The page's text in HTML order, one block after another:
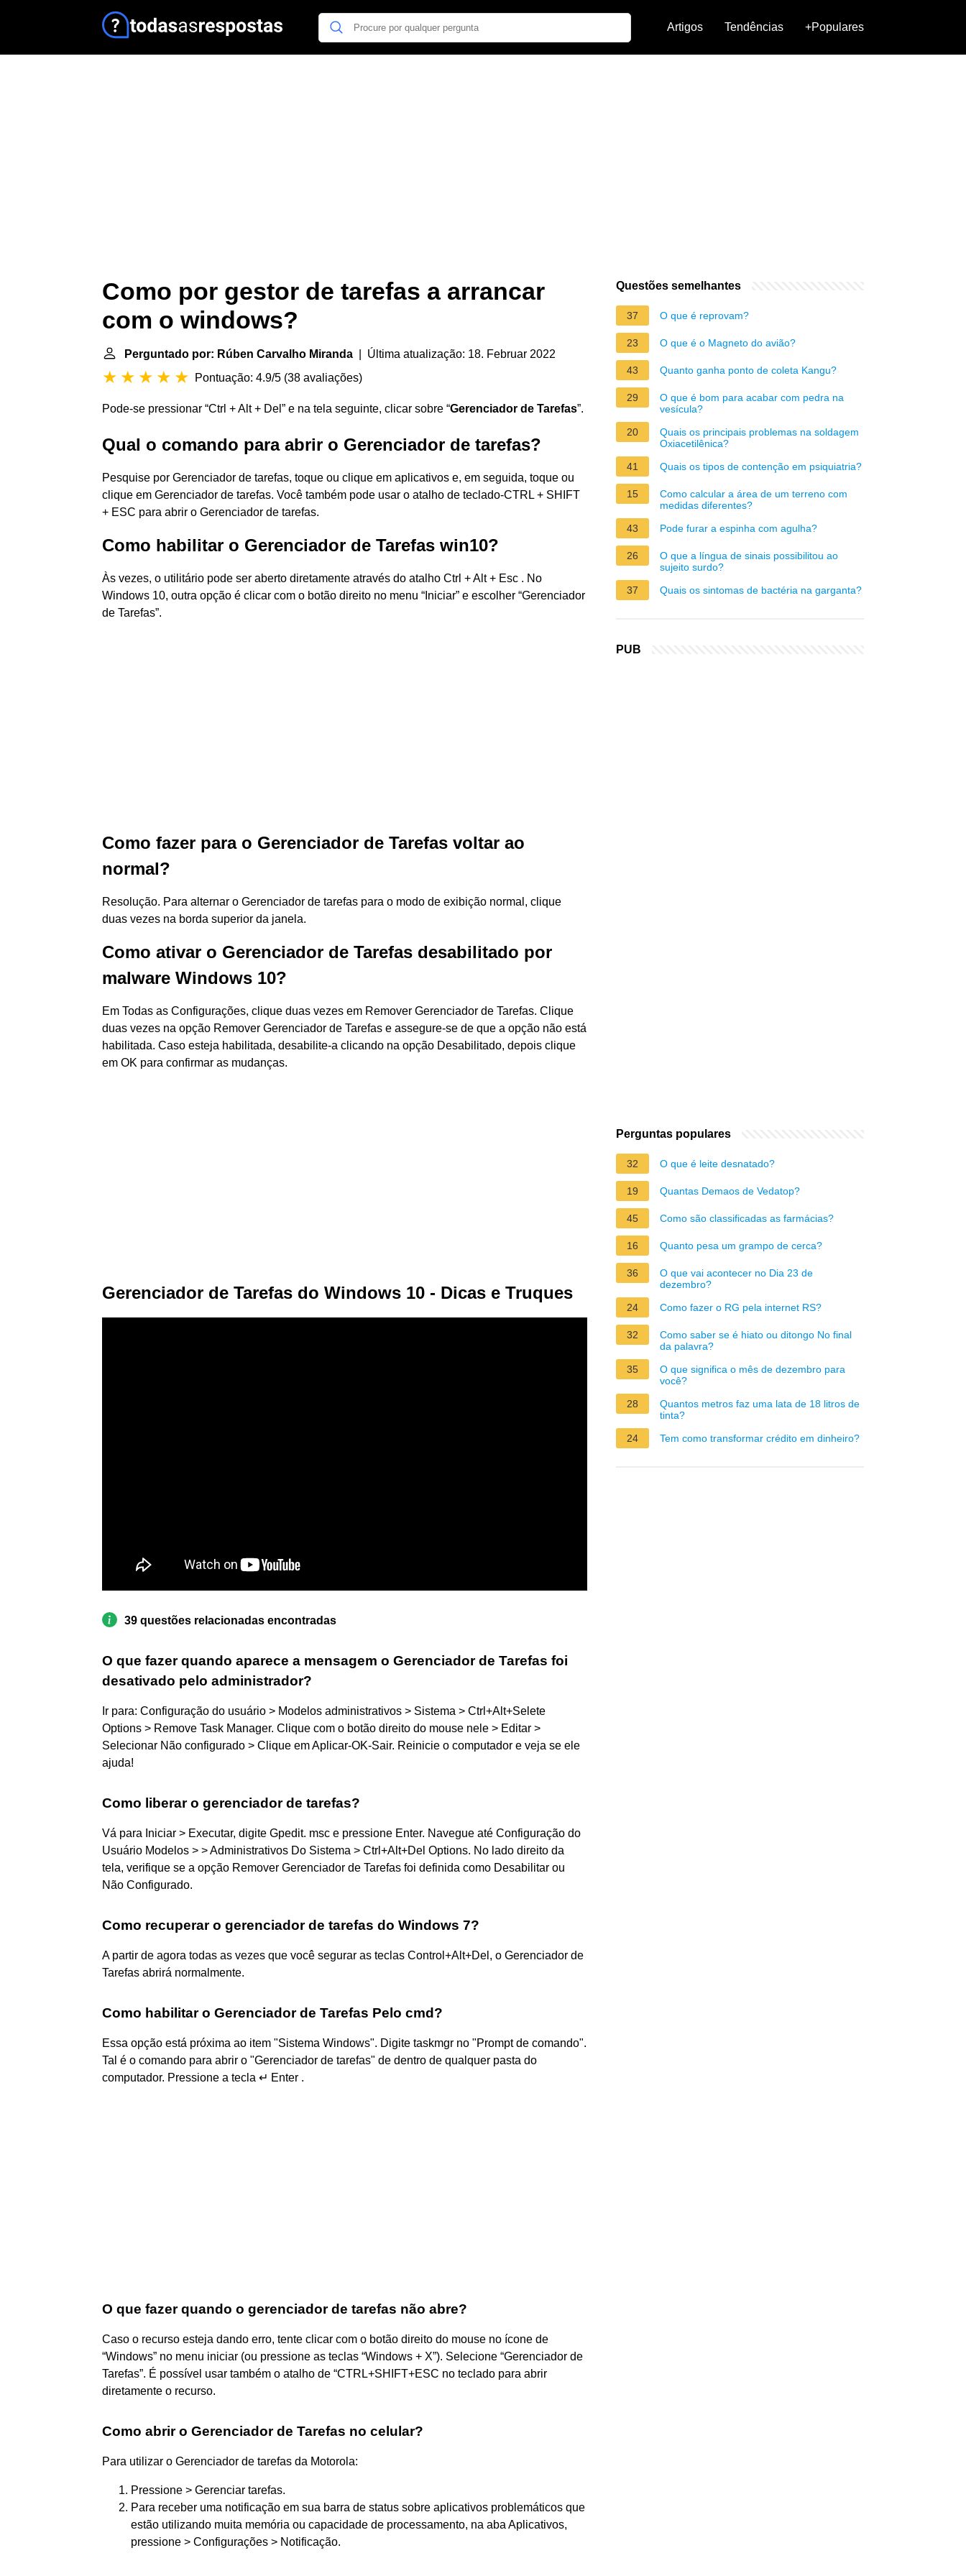
Artigos Tendências +Populares
Como por gestor de tarefas a arrancar
com o windows?
Perguntado por: Rúben Carvalho Miranda | Última atualização: 18. Februar 2022
Pontuação: 4.9/5 (38 avaliações)
Pode-se pressionar “Ctrl + Alt + Del” e na tela seguinte, clicar sobre “Gerenciador de Tarefas”.
Qual o comando para abrir o Gerenciador de tarefas?
Pesquise por Gerenciador de tarefas, toque ou clique em aplicativos e, em seguida, toque ou
clique em Gerenciador de tarefas. Você também pode usar o atalho de teclado-CTRL + SHIFT
+ ESC para abrir o Gerenciador de tarefas.
Como habilitar o Gerenciador de Tarefas win10?
Às vezes, o utilitário pode ser aberto diretamente através do atalho Ctrl + Alt + Esc . No
Windows 10, outra opção é clicar com o botão direito no menu “Iniciar” e escolher “Gerenciador
de Tarefas”.
Como fazer para o Gerenciador de Tarefas voltar ao
normal?
Resolução. Para alternar o Gerenciador de tarefas para o modo de exibição normal, clique
duas vezes na borda superior da janela.
Como ativar o Gerenciador de Tarefas desabilitado por
malware Windows 10?
Em Todas as Configurações, clique duas vezes em Remover Gerenciador de Tarefas. Clique
duas vezes na opção Remover Gerenciador de Tarefas e assegure-se de que a opção não está
habilitada. Caso esteja habilitada, desabilite-a clicando na opção Desabilitado, depois clique
em OK para confirmar as mudanças.
Gerenciador de Tarefas do Windows 10 - Dicas e Truques
39 questões relacionadas encontradas
O que fazer quando aparece a mensagem o Gerenciador de Tarefas foi
desativado pelo administrador?
Ir para: Configuração do usuário > Modelos administrativos > Sistema > Ctrl+Alt+Selete
Options > Remove Task Manager. Clique com o botão direito do mouse nele > Editar >
Selecionar Não configurado > Clique em Aplicar-OK-Sair. Reinicie o computador e veja se ele
ajuda!
Como liberar o gerenciador de tarefas?
Vá para Iniciar > Executar, digite Gpedit. msc e pressione Enter. Navegue até Configuração do
Usuário Modelos > > Administrativos Do Sistema > Ctrl+Alt+Del Options. No lado direito da
tela, verifique se a opção Remover Gerenciador de Tarefas foi definida como Desabilitar ou
Não Configurado.
Como recuperar o gerenciador de tarefas do Windows 7?
A partir de agora todas as vezes que você segurar as teclas Control+Alt+Del, o Gerenciador de
Tarefas abrirá normalmente.
Como habilitar o Gerenciador de Tarefas Pelo cmd?
Essa opção está próxima ao item "Sistema Windows". Digite taskmgr no "Prompt de comando".
Tal é o comando para abrir o "Gerenciador de tarefas" de dentro de qualquer pasta do
computador. Pressione a tecla ↵ Enter .
O que fazer quando o gerenciador de tarefas não abre?
Caso o recurso esteja dando erro, tente clicar com o botão direito do mouse no ícone de
“Windows” no menu iniciar (ou pressione as teclas “Windows + X”). Selecione “Gerenciador de
Tarefas”. É possível usar também o atalho de “CTRL+SHIFT+ESC no teclado para abrir
diretamente o recurso.
Como abrir o Gerenciador de Tarefas no celular?
Para utilizar o Gerenciador de tarefas da Motorola:
Pressione > Gerenciar tarefas.
Para receber uma notificação em sua barra de status sobre aplicativos problemáticos que
estão utilizando muita memória ou capacidade de processamento, na aba Aplicativos,
pressione > Configurações > Notificação.
Questões semelhantes
37 O que é reprovam?
23 O que é o Magneto do avião?
43 Quanto ganha ponto de coleta Kangu?
29
O que é bom para acabar com pedra na
vesícula?
20
Quais os principais problemas na soldagem
Oxiacetilênica?
41
Quais os tipos de contenção em psiquiatria?
15
Como calcular a área de um terreno com
medidas diferentes?
43
Pode furar a espinha com agulha?
26
O que a língua de sinais possibilitou ao
sujeito surdo?
37
Quais os sintomas de bactéria na garganta?
PUB
Perguntas populares
32 O que é leite desnatado?
19 Quantas Demaos de Vedatop?
45 Como são classificadas as farmácias?
16 Quanto pesa um grampo de cerca?
36
O que vai acontecer no Dia 23 de
dezembro?
24
Como fazer o RG pela internet RS?
32
Como saber se é hiato ou ditongo No final
da palavra?
35
O que significa o mês de dezembro para
você?
28
Quantos metros faz uma lata de 18 litros de
tinta?
24
Tem como transformar crédito em dinheiro?